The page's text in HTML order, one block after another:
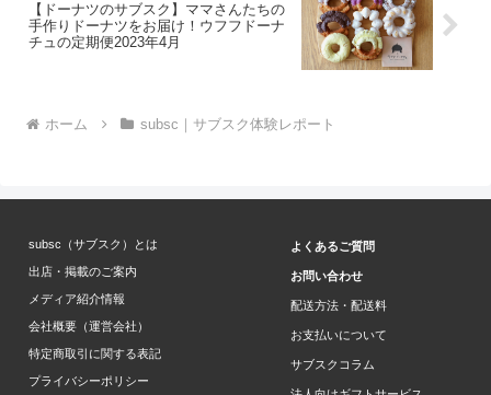
【ドーナツのサブスク】ママさんたちの
手作りドーナツをお届け！ウフフドーナ
チュの定期便2023年4月
ホーム subsc｜サブスク体験レポート
subsc（サブスク）とは
出店・掲載のご案内
メディア紹介情報
会社概要（運営会社）
特定商取引に関する表記
プライバシーポリシー
よくあるご質問
お問い合わせ
配送方法・配送料
お支払いについて
サブスクコラム